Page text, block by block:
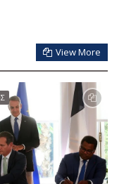
View More